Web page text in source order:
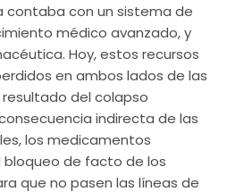
contaba con un sistema de
médico avanzado, y
Hoy, estos recursos
en ambos lados de las
del colapso
indirecta de las
los medicamentos
bloqueo de facto de los
que no pasen las líneas de